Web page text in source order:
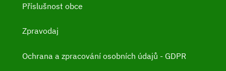
Příslušnost obce
Zpravodaj
Ochrana a zpracování osobních údajů - GDPR